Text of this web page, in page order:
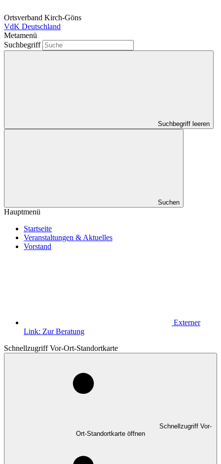
Ortsverband Kirch-Göns
VdK Deutschland
Metamenü
Suchbegriff
Suchbegriff leeren
Suchen
Hauptmenü
Startseite
Veranstaltungen & Aktuelles
Vorstand
Externer
Link: Zur Beratung
Schnellzugriff Vor-Ort-Standortkarte
Schnellzugriff Vor-
Ort-Standortkarte öffnen